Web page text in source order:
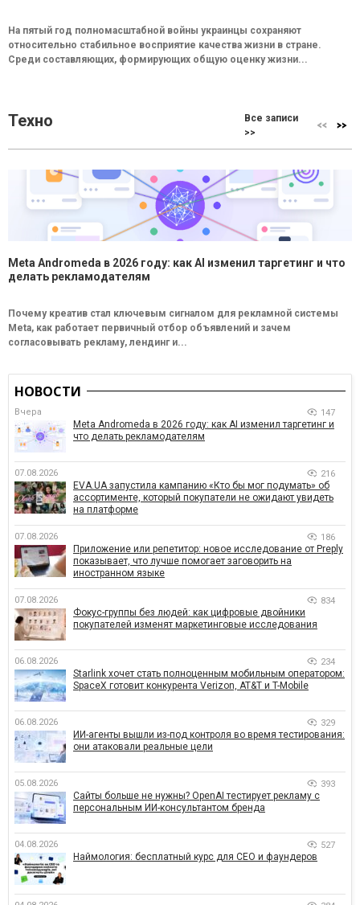
На пятый год полномасштабной войны украинцы сохраняют
относительно стабильное восприятие качества жизни в стране.
Среди составляющих, формирующих общую оценку жизни...
Техно
Все записи
>>
Meta Andromeda в 2026 году: как AI изменил таргетинг и что
делать рекламодателям
Почему креатив стал ключевым сигналом для рекламной системы
Meta, как работает первичный отбор объявлений и зачем
согласовывать рекламу, лендинг и...
НОВОСТИ
Вчера 147
Meta Andromeda в 2026 году: как AI изменил таргетинг и
что делать рекламодателям
07.08.2026 216
EVA.UA запустила кампанию «Кто бы мог подумать» об
ассортименте, который покупатели не ожидают увидеть
на платформе
07.08.2026 186
Приложение или репетитор: новое исследование от Preply
показывает, что лучше помогает заговорить на
иностранном языке
07.08.2026 834
Фокус-группы без людей: как цифровые двойники
покупателей изменят маркетинговые исследования
06.08.2026 234
Starlink хочет стать полноценным мобильным оператором:
SpaceX готовит конкурента Verizon, AT&T и T-Mobile
06.08.2026 329
ИИ-агенты вышли из-под контроля во время тестирования:
они атаковали реальные цели
05.08.2026 393
Сайты больше не нужны? OpenAI тестирует рекламу с
персональным ИИ-консультантом бренда
04.08.2026 527
Наймология: бесплатный курс для CEO и фаундеров